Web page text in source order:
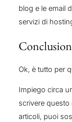
blog e le email
servizi di
Ok, è tutto per
Impiego circa
scrivere
articoli, puoi